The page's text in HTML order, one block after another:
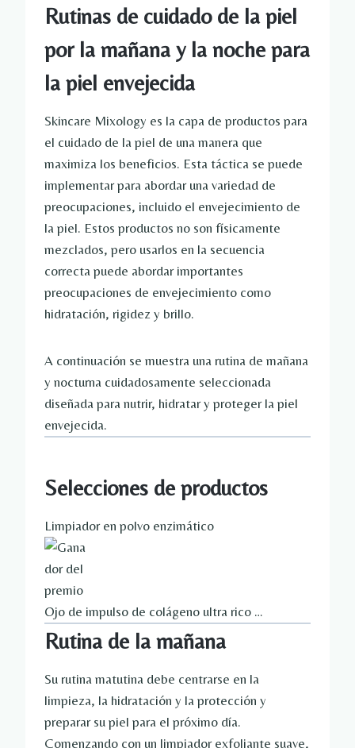
Rutinas de cuidado de la piel
por la mañana y la noche para
la piel envejecida
Skincare Mixology es la capa de productos para
el cuidado de la piel de una manera que
maximiza los beneficios. Esta táctica se puede
implementar para abordar una variedad de
preocupaciones, incluido el envejecimiento de
la piel. Estos productos no son físicamente
mezclados, pero usarlos en la secuencia
correcta puede abordar importantes
preocupaciones de envejecimiento como
hidratación, rigidez y brillo.
A continuación se muestra una rutina de mañana
y nocturna cuidadosamente seleccionada
diseñada para nutrir, hidratar y proteger la piel
envejecida.
Selecciones de productos
Limpiador en polvo enzimático
Ojo de impulso de colágeno ultra rico …
Rutina de la mañana
Su rutina matutina debe centrarse en la
limpieza, la hidratación y la protección y
preparar su piel para el próximo día.
Comenzando con un limpiador exfoliante suave,